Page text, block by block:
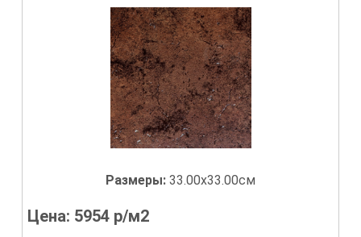
Размеры: 33.00x33.00см
Цена: 5954 р/м2